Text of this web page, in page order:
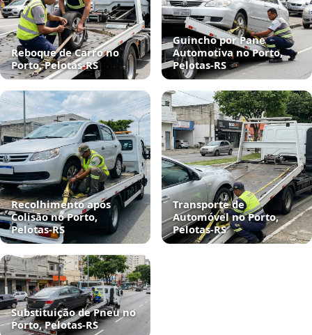
Reboque de Carro no
Porto, Pelotas‑RS
Guincho por Pane
Automotiva no Porto,
Pelotas‑RS
Recolhimento após
Colisão no Porto,
Pelotas‑RS
Transporte de
Automóvel no Porto,
Pelotas‑RS
Substituição de Pneu no
Porto, Pelotas‑RS